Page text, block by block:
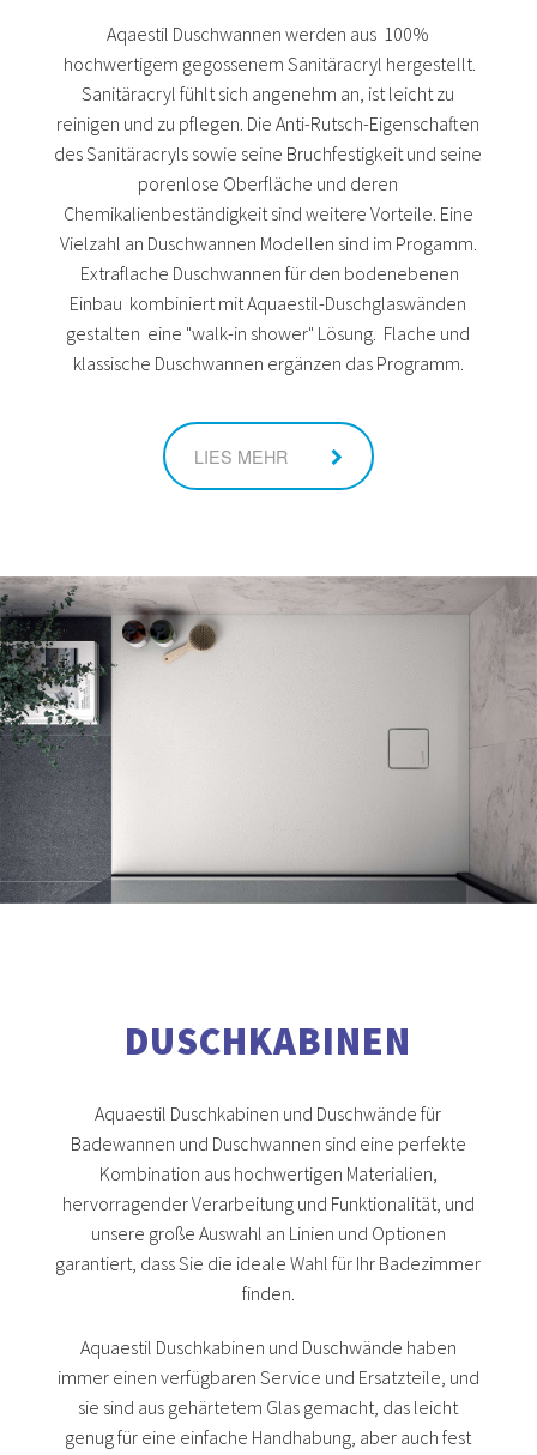
Aqaestil Duschwannen werden aus 100%
hochwertigem gegossenem Sanitäracryl hergestellt.
Sanitäracryl fühlt sich angenehm an, ist leicht zu
reinigen und zu pflegen. Die Anti-Rutsch-Eigenschaften
des Sanitäracryls sowie seine Bruchfestigkeit und seine
porenlose Oberfläche und deren
Chemikalienbeständigkeit sind weitere Vorteile. Eine
Vielzahl an Duschwannen Modellen sind im Progamm.
Extraflache Duschwannen für den bodenebenen
Einbau kombiniert mit Aquaestil-Duschglaswänden
gestalten eine "walk-in shower" Lösung. Flache und
klassische Duschwannen ergänzen das Programm.
LIES MEHR
DUSCHKABINEN
Aquaestil Duschkabinen und Duschwände für
Badewannen und Duschwannen sind eine perfekte
Kombination aus hochwertigen Materialien,
hervorragender Verarbeitung und Funktionalität, und
unsere große Auswahl an Linien und Optionen
garantiert, dass Sie die ideale Wahl für Ihr Badezimmer
finden.
Aquaestil Duschkabinen und Duschwände haben
immer einen verfügbaren Service und Ersatzteile, und
sie sind aus gehärtetem Glas gemacht, das leicht
genug für eine einfache Handhabung, aber auch fest